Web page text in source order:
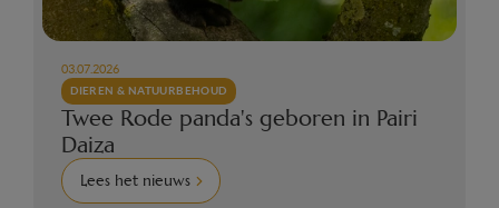
03.07.2026
DIEREN & NATUURBEHOUD
Twee Rode panda's geboren in Pairi
Daiza
Lees het nieuws